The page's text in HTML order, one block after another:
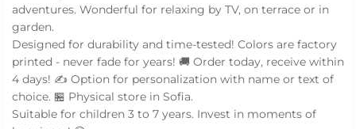
adventures. Wonderful for relaxing by TV, on terrace or in
garden.
Designed for durability and time-tested! Colors are factory
printed - never fade for years! 🚚 Order today, receive within
4 days! ✍️ Option for personalization with name or text of
choice. 🏪 Physical store in Sofia.
Suitable for children 3 to 7 years. Invest in moments of